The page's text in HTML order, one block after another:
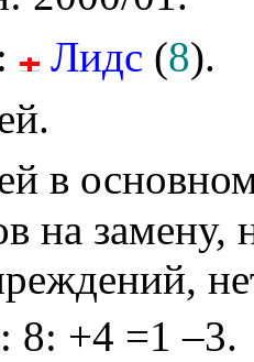
Лидс (8).
в
на замену,
8: +4 =1 –3.